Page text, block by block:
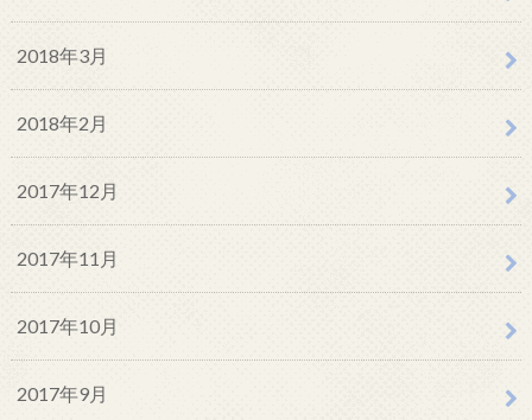
2018年3月
2018年2月
2017年12月
2017年11月
2017年10月
2017年9月